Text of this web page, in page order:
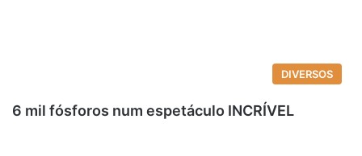
DIVERSOS
6 mil fósforos num espetáculo INCRÍVEL